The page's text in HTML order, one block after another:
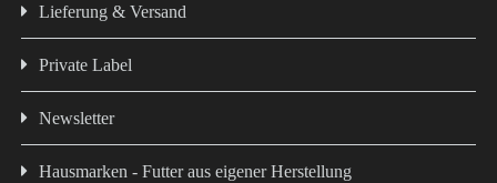
Lieferung & Versand
Private Label
Newsletter
Hausmarken - Futter aus eigener Herstellung